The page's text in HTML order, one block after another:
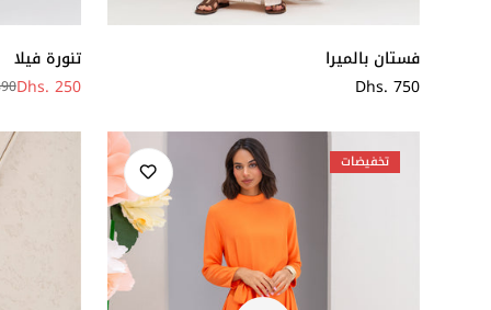
فستان بالميرا
سعر
Dhs. 750
تنورة فيلا
سعر
Dhs. 250
سعر
تخفيضات